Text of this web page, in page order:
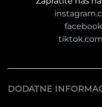
DODATNE